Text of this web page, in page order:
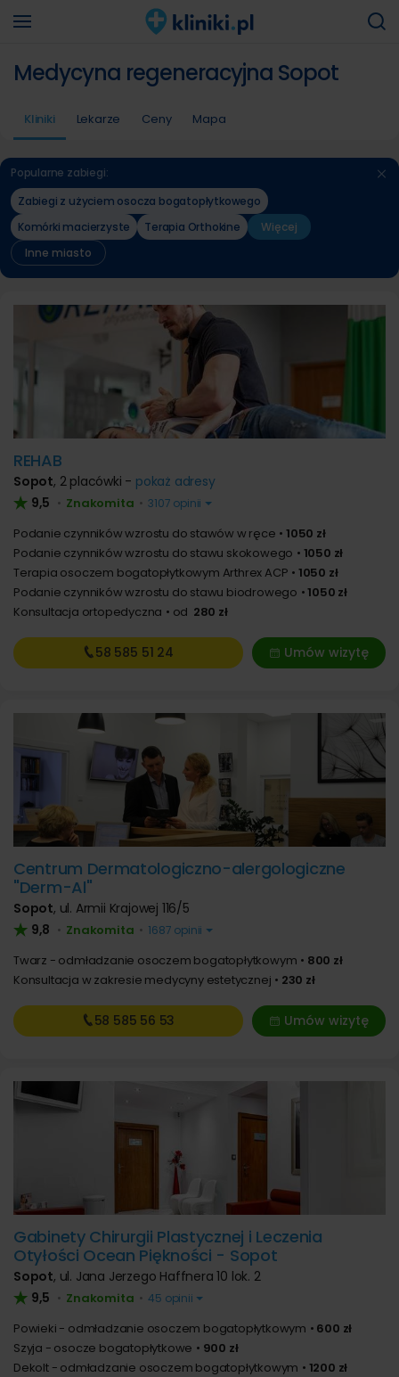
Medycyna regeneracyjna Sopot
Kliniki Lekarze Ceny Mapa
Popularne zabiegi:
Zabiegi z użyciem osocza bogatopłytkowego
Komórki macierzyste
Terapia Orthokine
Więcej
Inne miasto
REHAB
Sopot, 2 placówki - pokaż adresy
9,5 • Znakomita • 3107 opinii
Podanie czynników wzrostu do stawów w ręce
1050 zł
Podanie czynników wzrostu do stawu skokowego
1050 zł
Terapia osoczem bogatopłytkowym Arthrex ACP
1050 zł
Podanie czynników wzrostu do stawu biodrowego
1050 zł
Konsultacja ortopedyczna
od 280 zł
Umów wizytę
58 585 51 24
Centrum Dermatologiczno-alergologiczne
"Derm-Al"
Sopot, ul. Armii Krajowej 116/5
9,8 • Znakomita • 1687 opinii
Twarz - odmładzanie osoczem bogatopłytkowym
800 zł
Konsultacja w zakresie medycyny estetycznej
230 zł
Umów wizytę
58 585 56 53
Gabinety Chirurgii Plastycznej i Leczenia
Otyłości Ocean Piękności - Sopot
Sopot, ul. Jana Jerzego Haffnera 10 lok. 2
9,5 • Znakomita • 45 opinii
Powieki - odmładzanie osoczem bogatopłytkowym
600 zł
Szyja - osocze bogatopłytkowe
900 zł
Dekolt - odmładzanie osoczem bogatopłytkowym
1200 zł